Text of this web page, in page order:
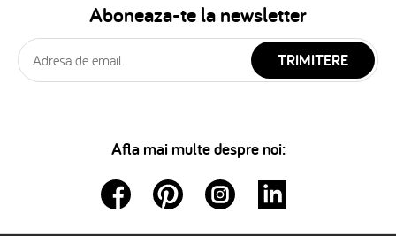
Aboneaza-te la newsletter
TRIMITERE
Afla mai multe despre noi: